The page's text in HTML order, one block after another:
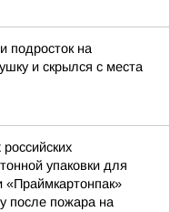
подросток на
и скрылся с места
упаковки для
«Праймкартонпак»
после пожара на